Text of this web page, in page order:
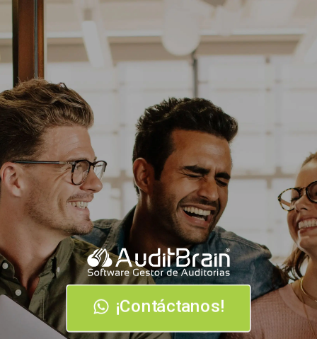
¡Contáctanos!